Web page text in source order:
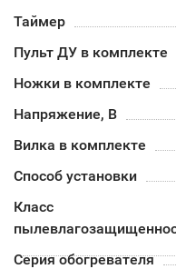
Таймер
Пульт ДУ в комплекте
Ножки в комплекте
Напряжение, В
Вилка в комплекте
Способ установки
Класс
Серия обогревателя